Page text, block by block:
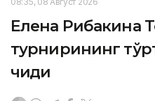
Елена Рибакина
турнирининг
чиқди